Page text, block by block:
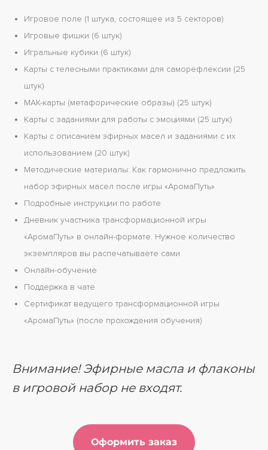
Игровое поле (1 штука, состоящее из 5 секторов)
Игровые фишки (6 штук)
Игральные кубики (6 штук)
Карты с телесными практиками для саморефлексии (25
штук)
МАК-карты (метафорические образы) (25 штук)
Карты с заданиями для работы с эмоциями (25 штук)
Карты с описанием эфирных масел и заданиями с их
использованием (20 штук)
Методические материалы: Как гармонично предложить
набор эфирных масел после игры «АромаПуть»
Подробные инструкции по работе
Дневник участника трансформационной игры
«АромаПуть» в онлайн-формате. Нужное количество
экземпляров вы распечатываете сами
Онлайн-обучение
Поддержка в чате
Сертификат ведущего трансформационной игры
«АромаПуть» (после прохождения обучения)
Внимание! Эфирные масла и флаконы
в игровой набор не входят.
Оформить заказ